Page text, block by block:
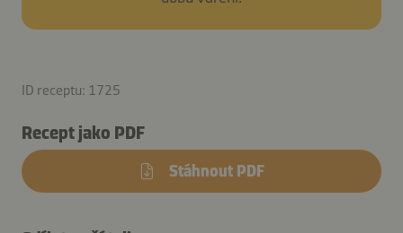
ID receptu: 1725
Recept jako PDF
Stáhnout PDF